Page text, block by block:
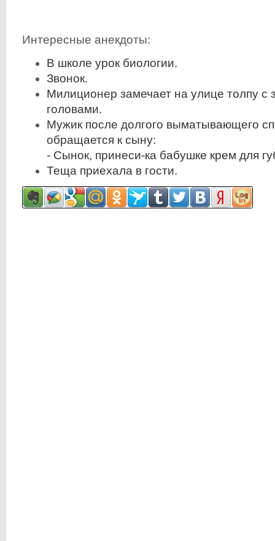
Интересные анекдоты:
В школе урок биологии.
Звонок.
Милиционер замечает на улице толпу с
головами.
Мужик после долгого выматывающего
обращается к сыну:
- Сынок, принеси-ка бабушке крем для
Теща приехала в гости.